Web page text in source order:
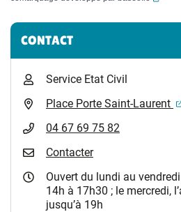
Informations
CONTACT
Service Etat Civil
Place Porte Saint-Laurent
04 67 69 75 82
Contacter
Ouvert du lundi au
14h à 17h30 ; le mercredi,
jusqu’à 19h